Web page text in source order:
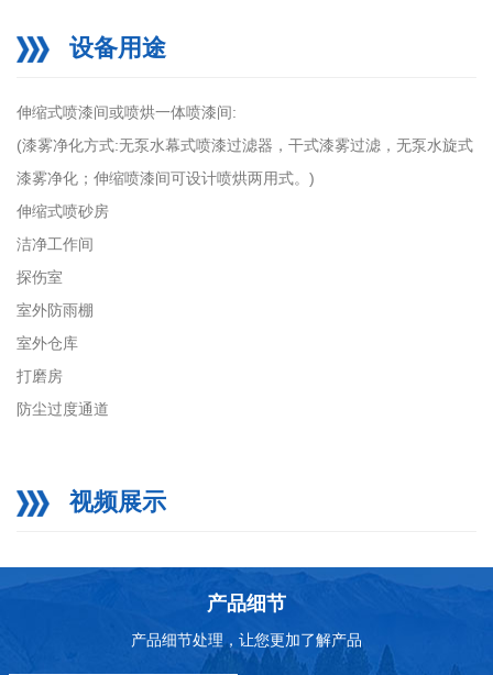
设备用途
伸缩式喷漆间或喷烘一体喷漆间:
(漆雾净化方式:无泵水幕式喷漆过滤器，干式漆雾过滤，无泵水旋式
漆雾净化；伸缩喷漆间可设计喷烘两用式。)
伸缩式喷砂房
洁净工作间
探伤室
室外防雨棚
室外仓库
打磨房
防尘过度通道
视频展示
产品细节
产品细节处理，让您更加了解产品